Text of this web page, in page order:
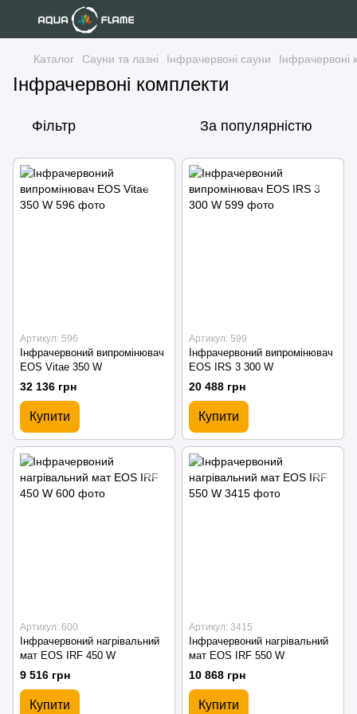
Каталог Сауни та лазні Інфрачервоні сауни Інфрачервоні
Інфрачервоні комплекти
Фільтр За популярністю
Артикул: 596
Інфрачервоний випромінювач
EOS Vitae 350 W
32 136 грн
Купити
Артикул: 599
Інфрачервоний випромінювач
EOS IRS 3 300 W
20 488 грн
Купити
Артикул: 600
Інфрачервоний нагрівальний
мат EOS IRF 450 W
9 516 грн
Купити
Артикул: 3415
Інфрачервоний нагрівальний
мат EOS IRF 550 W
10 868 грн
Купити